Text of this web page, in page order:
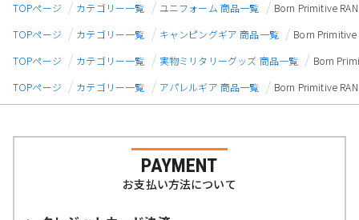
TOPページ
カテゴリー一覧 ユニフォーム 商品一覧
Born Primitive
TOPページ
カテゴリー一覧 キャンピングギア 商品一覧
Born Primitive
TOPページ
カテゴリー一覧 実物ミリタリーグッズ 商品一覧
Born
TOPページ
カテゴリー一覧 アパレルギア 商品一覧 Born Primitive
PAYMENT
お支払い方法について